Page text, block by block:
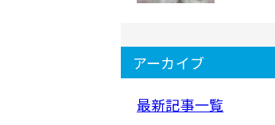
アーカイブ
最新記事一覧